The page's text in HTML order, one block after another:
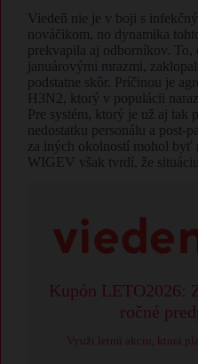
Viedeň nie je v boji s
nováčikom, no dynamika
prekvapila aj odborníkov. To,
januárovými mrazmi,
podstatne skôr. Príčinou je
H3N2, ktorý v populácii
Pre systém, ktorý je už aj tak
nedostatku personálu a post-
za iných okolností mohol byť
WIGEV však tvrdí, že
Kupón LETO2026:
ročné
Využi letnú akciu, ktorá